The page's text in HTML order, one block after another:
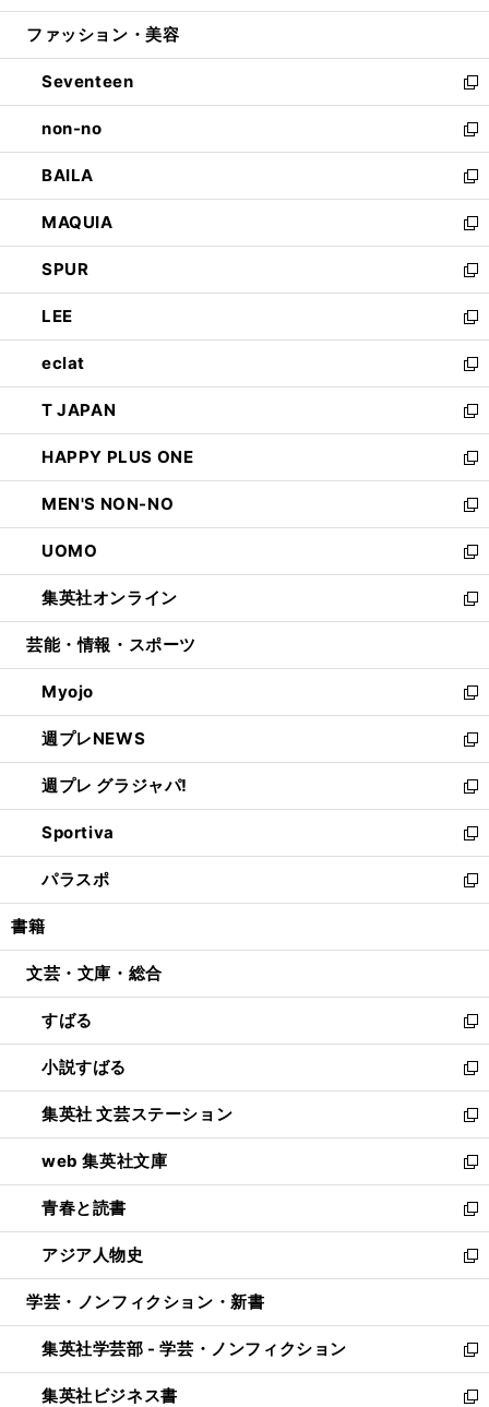
開
ウ
開
く
ン
ウ
で
開
く
ウ
ン
ド
ウ
で
開
く
ファッション・美容
Seventeen
新
し
い
ウ
ィ
ン
ド
ウ
で
開
く
non-no
新
し
い
ウ
ィ
ン
ド
ウ
で
開
く
BAILA
新
し
い
ウ
ィ
ン
ド
ウ
で
開
く
MAQUIA
新
し
い
ウ
ィ
ン
ド
ウ
で
開
く
SPUR
新
し
い
ウ
ィ
ン
ド
ウ
で
開
く
LEE
新
し
い
ウ
ィ
ン
ド
ウ
で
開
く
eclat
新
し
い
ウ
ィ
ン
ド
ウ
で
開
く
T JAPAN
新
し
い
ウ
ィ
ン
ド
ウ
で
開
HAPPY PLUS ONE
新
し
い
ウ
ィ
ン
ド
ウ
開
く
MEN'S NON-NO
新
し
い
ウ
ィ
ン
ウ
で
開
く
UOMO
新
し
い
ウ
ン
ド
ウ
で
開
く
集英社オンライン
新
し
ウ
ィ
ン
ド
ウ
で
開
く
芸能・情報・スポーツ
Myojo
新
し
い
ウ
ィ
ン
ド
ウ
で
開
週プレNEWS
新
し
い
ウ
ィ
ン
ド
ウ
開
週プレ グラジャパ!
新
し
い
ウ
ィ
ン
ウ
開
く
Sportiva
新
し
い
ウ
ン
ウ
で
開
く
パラスポ
新
し
ウ
ン
ド
ウ
で
開
く
書籍
文芸・文庫・総合
すばる
新
し
い
ウ
ィ
ン
ド
ウ
で
開
く
小説すばる
新
し
い
ウ
ィ
ン
ド
ウ
で
開
集英社 文芸ステーション
新
し
い
ウ
ィ
ン
ド
ウ
開
く
web 集英社文庫
新
し
い
ウ
ィ
ン
ウ
で
開
く
青春と読書
新
し
い
ウ
ン
ド
ウ
で
アジア人物史
新
し
ウ
ィ
ン
ド
学芸・ノンフィクション・新書
集英社学芸部 - 学芸・ノンフィクション
新
し
い
集英社ビジネス書
新